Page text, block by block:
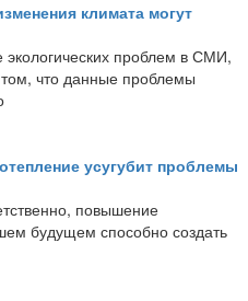
климата могут
проблем в СМИ,
что данные проблемы
усугубит проблемы
повышение
будущем способно создать